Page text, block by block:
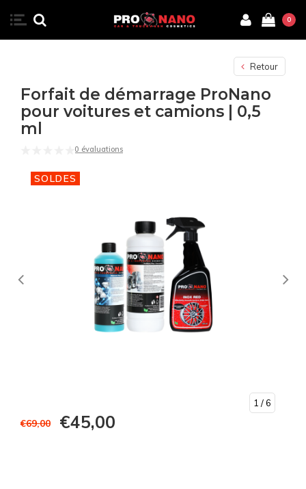
0
Retour
Forfait de démarrage ProNano
pour voitures et camions | 0,5
ml
0 évaluations
SOLDES
1 / 6
€69,00 €45,00